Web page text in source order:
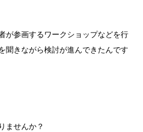
が参画するワークショップなどを行
聞きながら検討が進んできたんです
ませんか？